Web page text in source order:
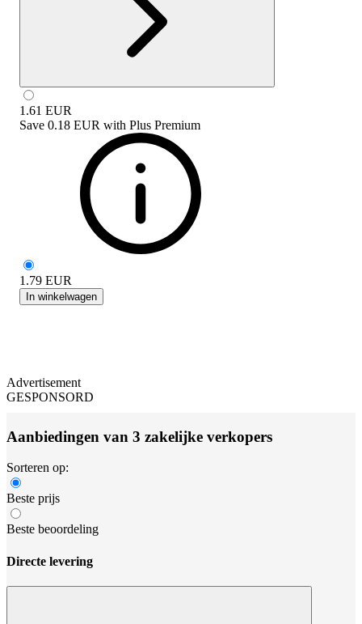
1.61 EUR
Save 0.18 EUR with Plus Premium
1.79 EUR
In winkelwagen
Advertisement
GESPONSORD
Aanbiedingen van 3 zakelijke verkopers
Sorteren op:
Beste prijs
Beste beoordeling
Directe levering